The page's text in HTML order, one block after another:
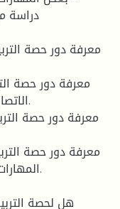
دراسة
هل لحصة